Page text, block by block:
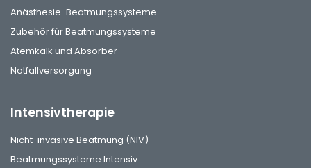
Anästhesie-Beatmungssysteme
Zubehör für Beatmungssysteme
Atemkalk und Absorber
Notfallversorgung
Intensivtherapie
Nicht-invasive Beatmung (NIV)
Beatmungssysteme Intensiv